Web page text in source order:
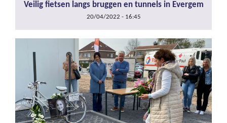
Veilig fietsen langs bruggen en tunnels in Evergem
20/04/2022 - 16:45